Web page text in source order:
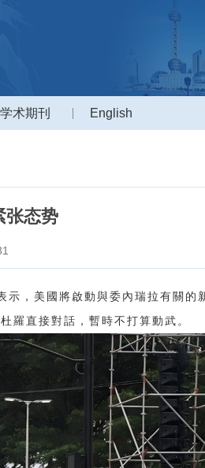
学术期刊 English
张态势
示，美國將啟動與委內瑞拉有關的
羅直接對話，暫時不打算動武。